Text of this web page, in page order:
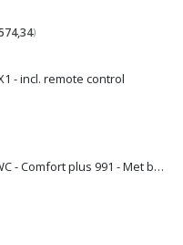
)
- incl. remote control
Homecare Douche WC - Comfort plus 991 - Met brilverwarming